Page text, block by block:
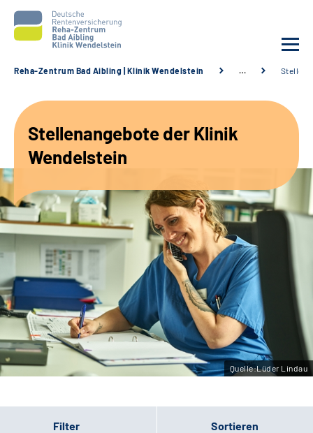
Unsere Angebote
Karriere
Sozialdienste & Zuweisende
Suche
Leichte Sprache
Gebärdensprache
Reha-Zentrum Bad Aibling | Klinik Wendelstein …
Stellenangebote der Klinik
Wendelstein
Quelle:Lüder Lindau
Filter Sortieren